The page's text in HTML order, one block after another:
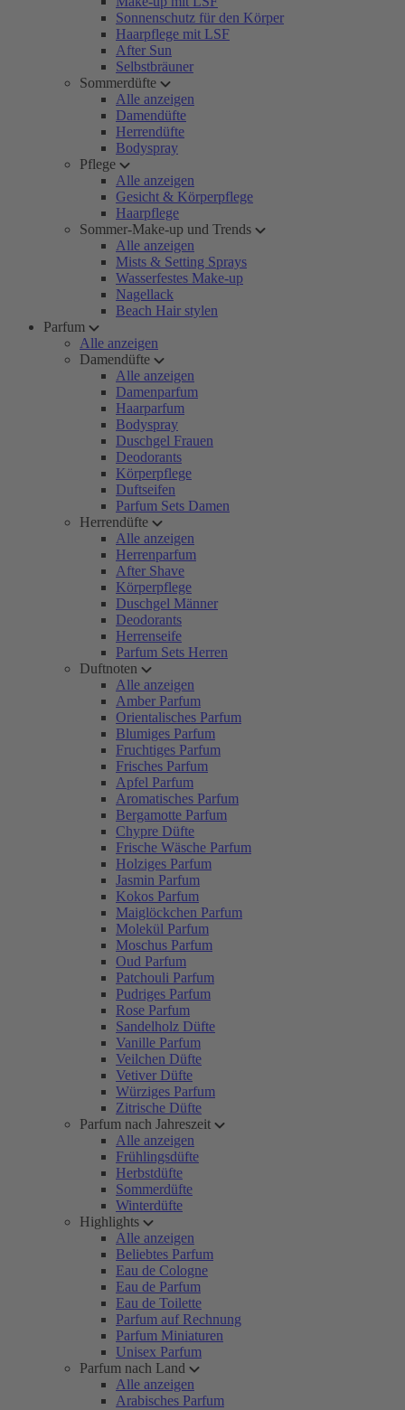
Sonnenschutz für den Körper
Haarpflege mit LSF
After Sun
Selbstbräuner
Sommerdüfte
Alle anzeigen
Damendüfte
Herrendüfte
Bodyspray
Pflege
Alle anzeigen
Gesicht & Körperpflege
Haarpflege
Sommer-Make-up und Trends
Alle anzeigen
Mists & Setting Sprays
Wasserfestes Make-up
Nagellack
Beach Hair stylen
Parfum
Alle anzeigen
Damendüfte
Alle anzeigen
Damenparfum
Haarparfum
Bodyspray
Duschgel Frauen
Deodorants
Körperpflege
Duftseifen
Parfum Sets Damen
Herrendüfte
Alle anzeigen
Herrenparfum
After Shave
Körperpflege
Duschgel Männer
Deodorants
Herrenseife
Parfum Sets Herren
Duftnoten
Alle anzeigen
Amber Parfum
Orientalisches Parfum
Blumiges Parfum
Fruchtiges Parfum
Frisches Parfum
Apfel Parfum
Aromatisches Parfum
Bergamotte Parfum
Chypre Düfte
Frische Wäsche Parfum
Holziges Parfum
Jasmin Parfum
Kokos Parfum
Maiglöckchen Parfum
Molekül Parfum
Moschus Parfum
Oud Parfum
Patchouli Parfum
Pudriges Parfum
Rose Parfum
Sandelholz Düfte
Vanille Parfum
Veilchen Düfte
Vetiver Düfte
Würziges Parfum
Zitrische Düfte
Parfum nach Jahreszeit
Alle anzeigen
Frühlingsdüfte
Herbstdüfte
Sommerdüfte
Winterdüfte
Highlights
Alle anzeigen
Beliebtes Parfum
Eau de Cologne
Eau de Parfum
Eau de Toilette
Parfum auf Rechnung
Parfum Miniaturen
Unisex Parfum
Parfum nach Land
Alle anzeigen
Arabisches Parfum